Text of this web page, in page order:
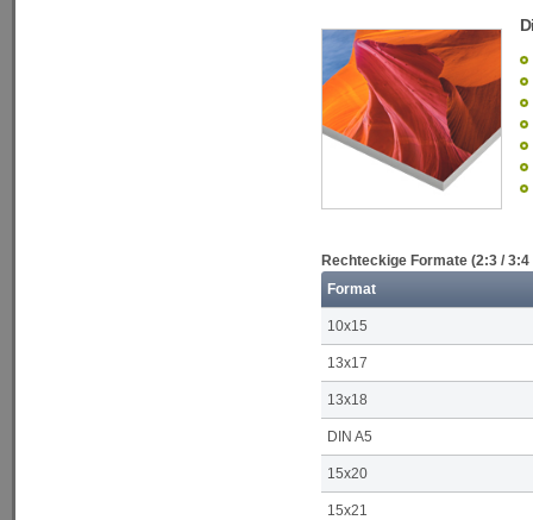
Rechteckige Formate (2:3 / 3:4
Format
10x15
13x17
13x18
DIN A5
15x20
15x21